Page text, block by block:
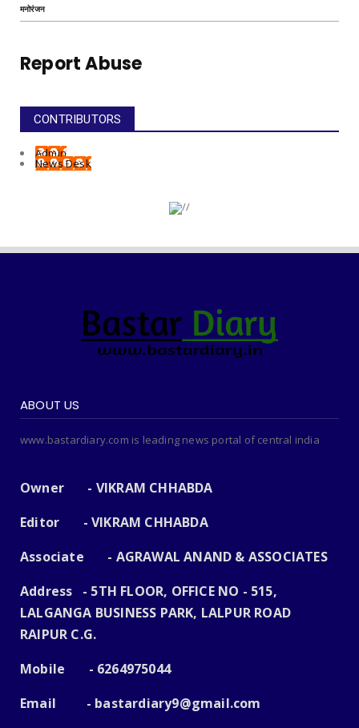
मनोरंजन
Report Abuse
CONTRIBUTORS
Admin
News Desk
ABOUT US
www.bastardiary.com is leading news portal of central india
Owner - VIKRAM CHHABDA
Editor - VIKRAM CHHABDA
Associate - AGRAWAL ANAND & ASSOCIATES
Address - 5TH FLOOR, OFFICE NO - 515,
LALGANGA BUSINESS PARK, LALPUR ROAD
RAIPUR C.G.
Mobile - 6264975044
Email - bastardiary9@gmail.com